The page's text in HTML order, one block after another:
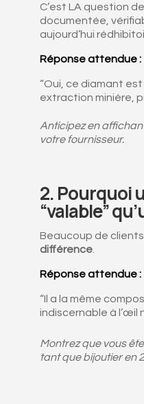
C’est LA question
documentée,
aujourd’hui
Réponse attendue :
“Oui, ce diamant
extraction minière,
Anticipez en
votre fournisseur.
2.Pourquoi
“valable”
Beaucoup de
différence
Réponse attendue :
“Il a la même
indiscernable à l’œil
Montrez que vous
tant que bijoutier en